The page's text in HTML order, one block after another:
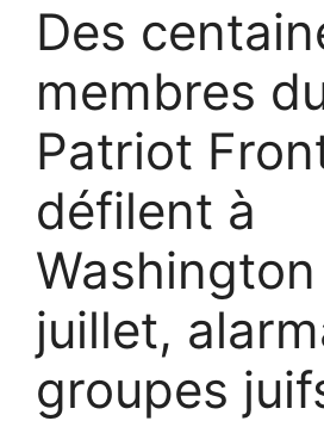
Des
membres
Patriot
défilent à
juillet,
groupes